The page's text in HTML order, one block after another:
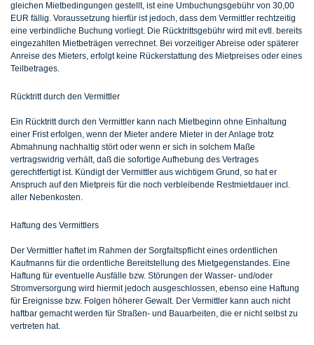
gleichen Mietbedingungen gestellt, ist eine Umbuchungsgebühr von 30,00
EUR fällig. Voraussetzung hierfür ist jedoch, dass dem Vermittler rechtzeitig
eine verbindliche Buchung vorliegt. Die Rücktrittsgebühr wird mit evtl. bereits
eingezahlten Mietbeträgen verrechnet. Bei vorzeitiger Abreise oder späterer
Anreise des Mieters, erfolgt keine Rückerstattung des Mietpreises oder eines
Teilbetrages.
Rücktritt durch den Vermittler
Ein Rücktritt durch den Vermittler kann nach Mietbeginn ohne Einhaltung
einer Frist erfolgen, wenn der Mieter andere Mieter in der Anlage trotz
Abmahnung nachhaltig stört oder wenn er sich in solchem Maße
vertragswidrig verhält, daß die sofortige Aufhebung des Vertrages
gerechtfertigt ist. Kündigt der Vermittler aus wichtigem Grund, so hat er
Anspruch auf den Mietpreis für die noch verbleibende Restmietdauer incl.
aller Nebenkosten.
Haftung des Vermittlers
Der Vermittler haftet im Rahmen der Sorgfaltspflicht eines ordentlichen
Kaufmanns für die ordentliche Bereitstellung des Mietgegenstandes. Eine
Haftung für eventuelle Ausfälle bzw. Störungen der Wasser- und/oder
Stromversorgung wird hiermit jedoch ausgeschlossen, ebenso eine Haftung
für Ereignisse bzw. Folgen höherer Gewalt. Der Vermittler kann auch nicht
haftbar gemacht werden für Straßen- und Bauarbeiten, die er nicht selbst zu
vertreten hat.